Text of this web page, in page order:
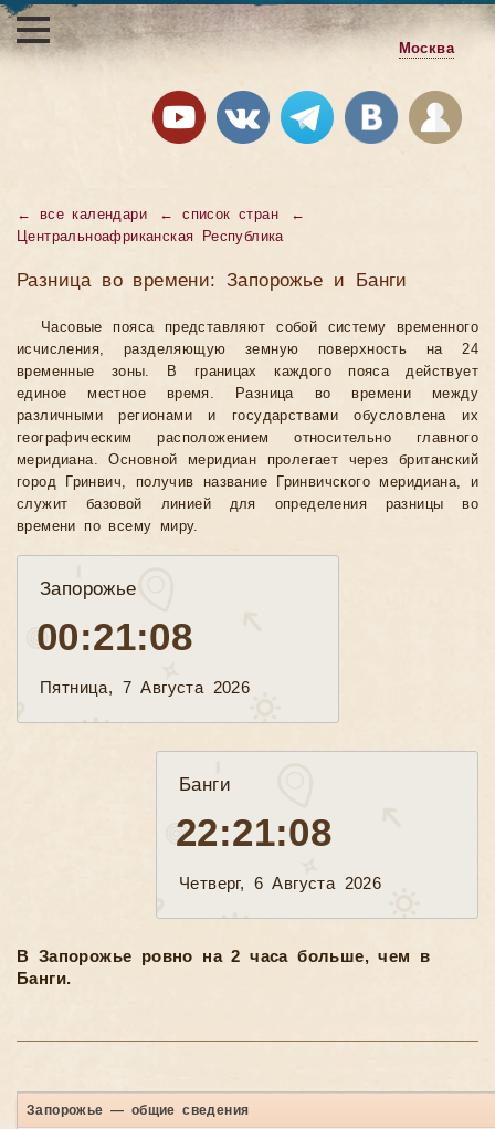
Москва
← все календари ←список стран
←
Центральноафриканская Республика
Разница во времени: Запорожье и Банги
Часовые пояса представляют собой систему временного
исчисления, разделяющую земную поверхность на 24
временные зоны. В границах каждого пояса действует
единое местное время. Разница во времени между
различными регионами и государствами обусловлена их
географическим расположением относительно главного
меридиана. Основной меридиан пролегает через британский
город Гринвич, получив название Гринвичского меридиана, и
служит базовой линией для определения разницы во
времени по всему миру.
Запорожье
00:21:10
Пятница, 7 Августа 2026
Банги
22:21:10
Четверг, 6 Августа 2026
В Запорожье ровно на 2 часа больше, чем в
Банги.
Запорожье — общие сведения